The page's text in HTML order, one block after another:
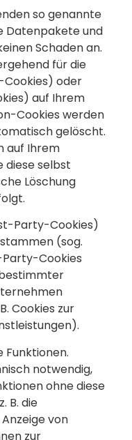
so genannte
Datenpakete und
Schaden an.
für die
Cookies) oder
auf Ihrem
Cookies werden
gelöscht.
auf Ihrem
diese selbst
Löschung
Party-Cookies)
(sog.
Cookies
Cookies zur
Funktionen.
notwendig,
ohne diese
B. die
von
zur